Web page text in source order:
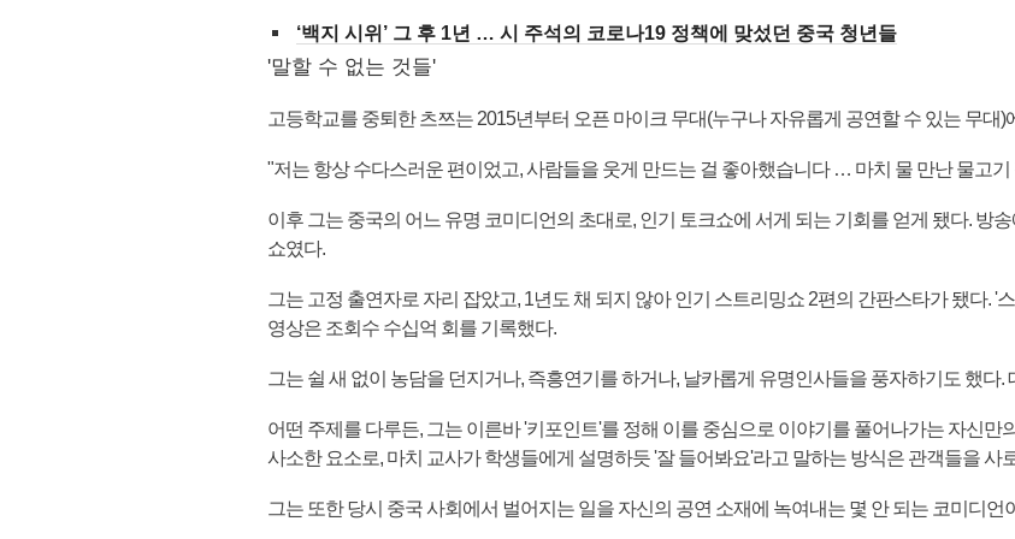
‘백지 시위’ 그 후 1년 … 시 주석의 코로나19 정책에 맞섰던 중국 청년들
'말할 수 없는 것들'
고등학교를 중퇴한 츠쯔는 2015년부터 오픈 마이크 무대(누구나 자유롭게 공연할 수 있는 무대
"저는 항상 수다스러운 편이었고, 사람들을 웃게 만드는 걸 좋아했습니다 … 마치 물 만난 물고기
이후 그는 중국의 어느 유명 코미디언의 초대로, 인기 토크쇼에 서게 되는 기회를 얻게 됐다. 방
쇼였다.
그는 고정 출연자로 자리 잡았고, 1년도 채 되지 않아 인기 스트리밍쇼 2편의 간판스타가 됐다. '
영상은 조회수 수십억 회를 기록했다.
그는 쉴 새 없이 농담을 던지거나, 즉흥연기를 하거나, 날카롭게 유명인사들을 풍자하기도 했다.
어떤 주제를 다루든, 그는 이른바 '키포인트'를 정해 이를 중심으로 이야기를 풀어나가는 자신만
사소한 요소로, 마치 교사가 학생들에게 설명하듯 '잘 들어봐요'라고 말하는 방식은 관객들을 사
그는 또한 당시 중국 사회에서 벌어지는 일을 자신의 공연 소재에 녹여내는 몇 안 되는 코미디언